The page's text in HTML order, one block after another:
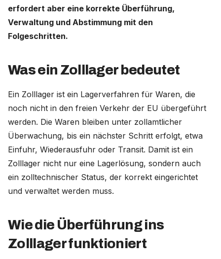
erfordert aber eine korrekte Überführung,
Verwaltung und Abstimmung mit den
Folgeschritten.
Was ein Zolllager bedeutet
Ein Zolllager ist ein Lagerverfahren für Waren, die
noch nicht in den freien Verkehr der EU übergeführt
werden. Die Waren bleiben unter zollamtlicher
Überwachung, bis ein nächster Schritt erfolgt, etwa
Einfuhr, Wiederausfuhr oder Transit. Damit ist ein
Zolllager nicht nur eine Lagerlösung, sondern auch
ein zolltechnischer Status, der korrekt eingerichtet
und verwaltet werden muss.
Wie die Überführung ins
Zolllager funktioniert
Deutschland (Deutsch)
Nederland (Nederlands)
United States (English)